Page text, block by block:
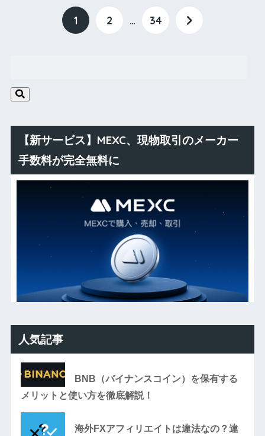
1 2 … 34
【新サービス】MEXC、現物取引のメーカー
手数料が完全無料に
人気記事
BNB（バイナンスコイン）を保有する
メリットと使い方を徹底解説！
海外FXアフィリエイトは違法なの？違